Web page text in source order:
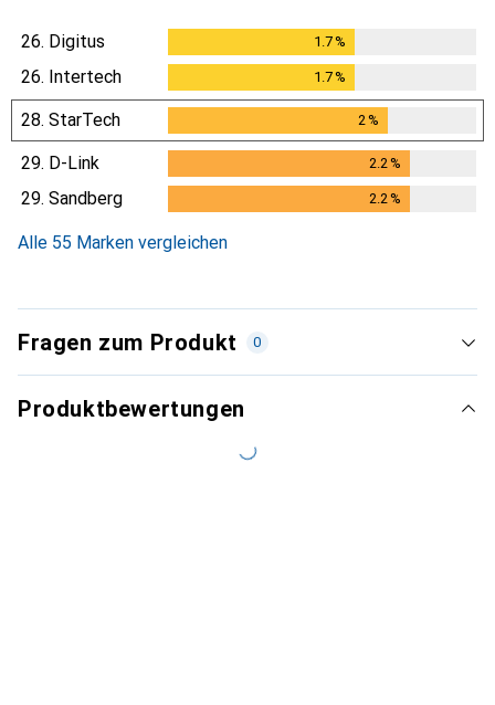
26. Digitus 1.7%
26. Intertech 1.7%
28. StarTech 2 %
29. D-Link 2.2 %
29. Sandberg 2.2 %
Alle 55 Marken vergleichen
Fragen zum Produkt 0
Produktbewertungen